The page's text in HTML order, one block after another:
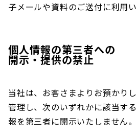
子メールや資料のご送付に利用い
個人情報の第三者への
開示・提供の禁止
当社は、お客さまよりお預かり
管理し、次のいずれかに該当す
報を第三者に開示いたしません。